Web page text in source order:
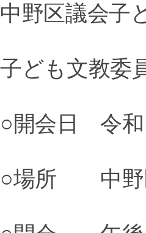
中野区議会子
子ども文教委
○開会日 令和
○場所 中野